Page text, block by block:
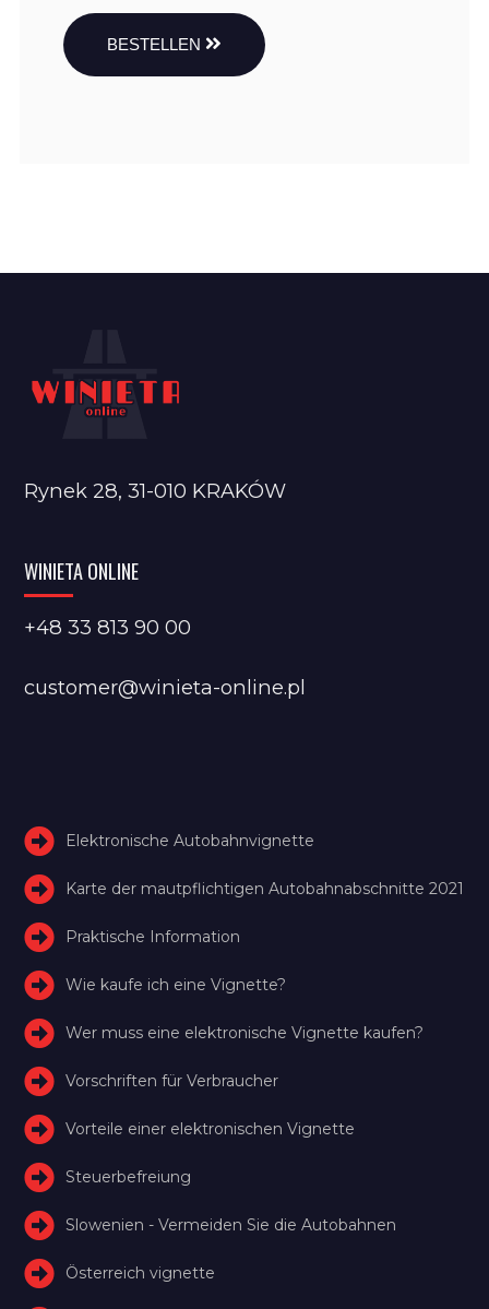
BESTELLEN
Rynek 28, 31-010 KRAKÓW
WINIETA ONLINE
+48 33 813 90 00
customer@winieta-online.pl
Elektronische Autobahnvignette
Karte der mautpflichtigen Autobahnabschnitte 2021
Praktische Information
Wie kaufe ich eine Vignette?
Wer muss eine elektronische Vignette kaufen?
Vorschriften für Verbraucher
Vorteile einer elektronischen Vignette
Steuerbefreiung
Slowenien - Vermeiden Sie die Autobahnen
Österreich vignette